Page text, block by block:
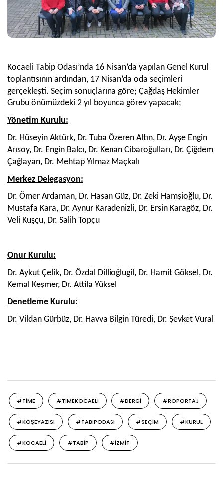
Kocaeli Tabip Odası’nda 16 Nisan’da yapılan Genel Kurul
toplantısının ardından, 17 Nisan’da oda seçimleri
gerçekleşti. Seçim sonuçlarına göre; Çağdaş Hekimler
Grubu önümüzdeki 2 yıl boyunca görev yapacak;
Yönetim Kurulu:
Dr. Hüseyin Aktürk, Dr. Tuba Özeren Altın, Dr. Ayşe Engin
Arısoy, Dr. Engin Balcı, Dr. Kenan Cibaroğulları, Dr. Çiğdem
Çağlayan, Dr. Mehtap Yılmaz Maçkalı
Merkez Delegasyon:
Dr. Ömer Ardaman, Dr. Hasan Güz, Dr. Zeki Hamşioğlu, Dr.
Mustafa Kara, Dr. Aynur Karadenizli, Dr. Ersin Karagöz, Dr.
Veli Kuşçu, Dr. Salih Topçu
Onur Kurulu:
Dr. Aykut Çelik, Dr. Özdal Dillioğlugil, Dr. Hamit Göksel, Dr.
Kemal Keşmer, Dr. Attila Yüksel
Denetleme Kurulu:
Dr. Vildan Gürbüz, Dr. Havva Bilgin Türedi, Dr. Şevket Vural
#TIME #TIMEKOCAELI #DERGI #RÖPORTAJ
#KÖŞEYAZISI #TABIPODASI #SEÇIM #KURUL
#KOCAELI #TABIP #IZMIT